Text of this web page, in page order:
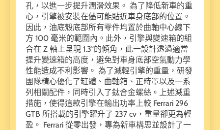
孔，以進一步提升潤滑效果。 為了降低新車的重
心，引擎被安裝在儘可能貼近車身底部的位置。
因此，油底殼底部所有零件均置於曲軸中心線下
方 100 毫米的範圍內。此外，引擎與變速箱的組
合在 Z 軸上呈現 1.3°的傾角，此一設計透過適當
提升變速箱的高度，避免對車身底部空氣動力學
性能造成不利影響。 為了減輕引擎的重量，研發
團隊精心優化了缸體、曲軸箱、正時罩以及一系
列相關配件，同時引入了鈦合金螺絲。上述減重
措施，使得這款引擎在輸出功率上較 Ferrari 296
GTB 所搭載的引擎躍升了 237 cv，重量卻更為輕
盈。 Ferrari 從零出發，專為新車構思並設計了一